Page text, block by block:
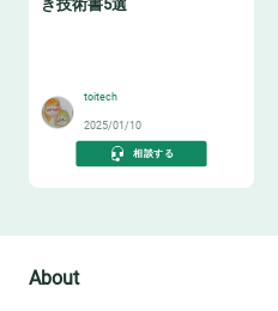
き技術書5選
toitech
2025/01/10
相談する
About